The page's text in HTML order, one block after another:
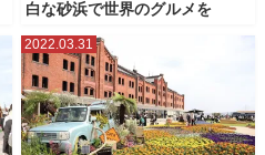
白な砂浜で世界のグルメを
2022.03.31